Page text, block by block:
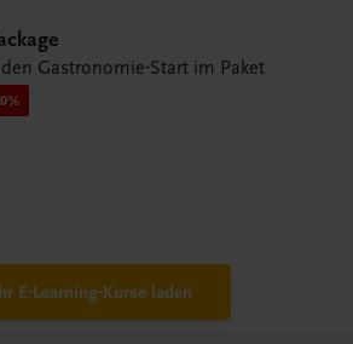
Gastronomie-Start im Paket
E-Learning-Kurse laden